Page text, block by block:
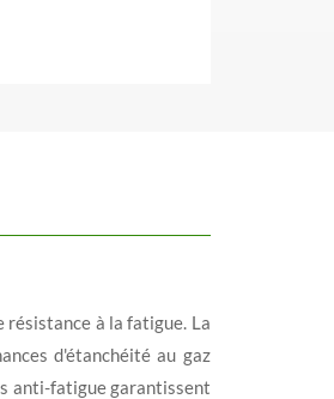
résistance à la fatigue. La
d'étanchéité au gaz
anti-fatigue garantissent